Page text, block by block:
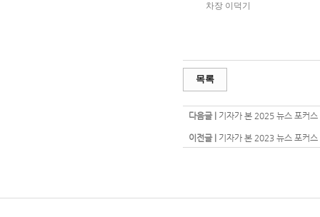
차장 이덕기
목록
다음글 | 기자가 본 2025 뉴스 포커스
이전글 | 기자가 본 2023 뉴스 포커스